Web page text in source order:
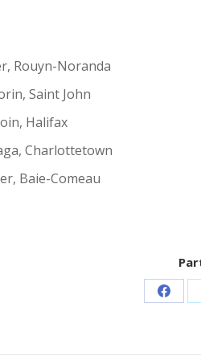
Rouyn-Noranda
Saint John
Halifax
Charlottetown
Baie-Comeau
Share